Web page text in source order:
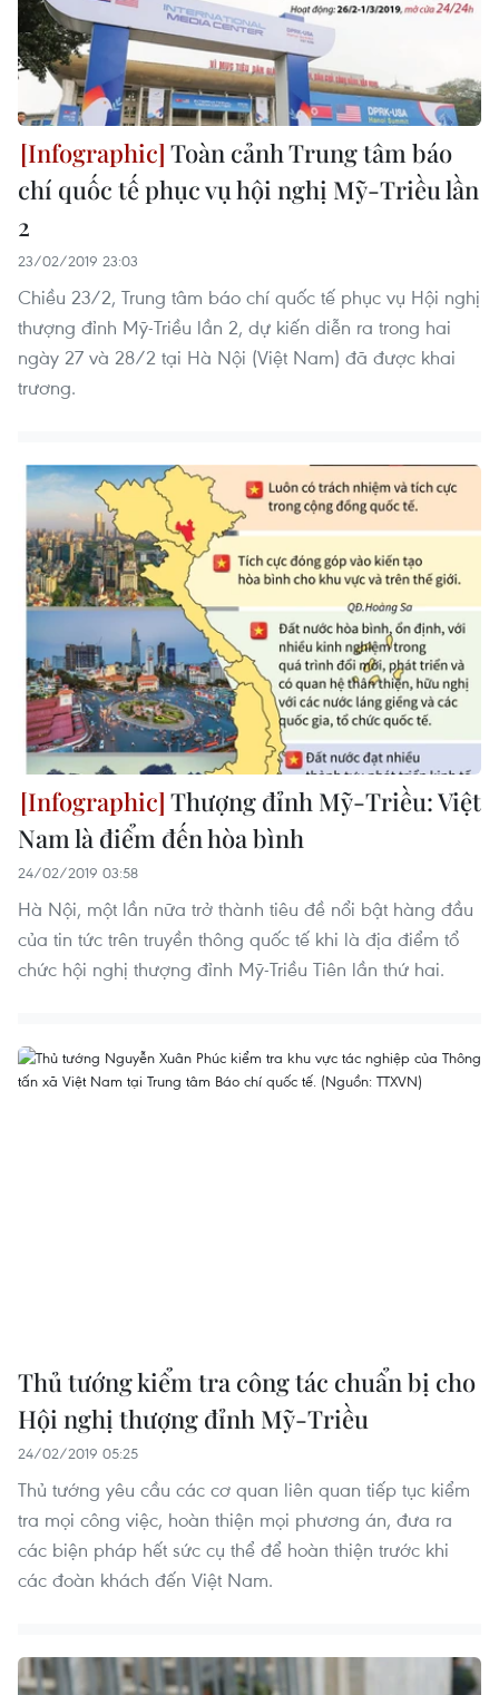
Toàn cảnh Trung tâm báo
chí quốc tế phục vụ hội nghị Mỹ-Triều lần
2
23/02/2019 23:03
Chiều 23/2, Trung tâm báo chí quốc tế phục vụ Hội nghị
thượng đỉnh Mỹ-Triều lần 2, dự kiến diễn ra trong hai
ngày 27 và 28/2 tại Hà Nội (Việt Nam) đã được khai
trương.
Thượng đỉnh Mỹ-Triều: Việt
Nam là điểm đến hòa bình
24/02/2019 03:58
Hà Nội, một lần nữa trở thành tiêu đề nổi bật hàng đầu
của tin tức trên truyền thông quốc tế khi là địa điểm tổ
chức hội nghị thượng đỉnh Mỹ-Triều Tiên lần thứ hai.
Thủ tướng kiểm tra công tác chuẩn bị cho
Hội nghị thượng đỉnh Mỹ-Triều
24/02/2019 05:25
Thủ tướng yêu cầu các cơ quan liên quan tiếp tục kiểm
tra mọi công việc, hoàn thiện mọi phương án, đưa ra
các biện pháp hết sức cụ thể để hoàn thiện trước khi
các đoàn khách đến Việt Nam.